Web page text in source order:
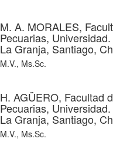
M. A. MORALES,
Pecuarias,
La Granja, Santiago,
M.V., Ms.Sc.
H. AGÜERO, Facultad
Pecuarias,
La Granja, Santiago,
M.V., Ms.Sc.